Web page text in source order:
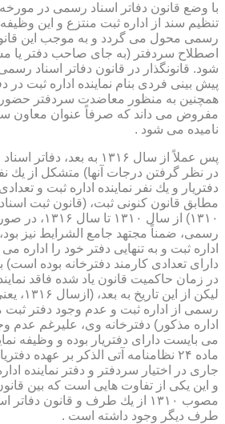
تنظیم سند از اداره ثبت منتزع و این
رسمی محول می گردد و به موجب این قانون
اصطلاح سردفتر (به جای صاحب دفتر یا
پیش بینی فردی بنام نماینده اداره ثبت در
همچنین به منظور معاضدت سردفتر حضور
مفروض می داند كه صرفاً عنوان معاون
نامیده می شود .
پس عملاً از سال ۱۳۱۶ به
در نظر گرفتن درجات آنها) متشكل از یك
دفتریار و یك نفر نماینده اداره ثبت و
مطابق قانون كنونی ثبت، (قانون ثبت
۱۳۱۰) از سال
رسمی، ضمناً مجتهد جامع الشرایط نیز
اداره ثبت و به تنهایی دفتر خود را اداره
دارای تعدادی كارمند دفترخانه بوده
در زمان حاكمیت قانون یاد شده فاقد
لیكن از
رسمی از اداره ثبت و عدم وجود دفتر ثبت
اداره مذكور) دفترخانه وی، علیرغم عدم
می بایست دارای دفتریار بوده و وظیفه
ماده ۲۴ نظامنامه آتی الذكر بر عهده
جاری در اختیار سردفتر و دفتر نماینده
و این یكی از تفاوت هایی است كه بین
طرف دیگر وجود داشته است .